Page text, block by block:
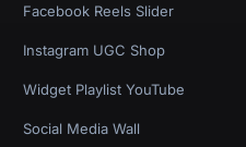
Facebook Reels Slider
Instagram UGC Shop
Widget Playlist YouTube
Social Media Wall